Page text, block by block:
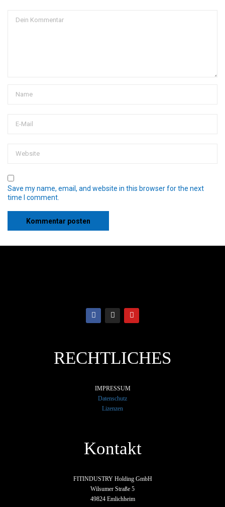
Save my name, email, and website in this browser for the next
time I comment.
RECHTLICHES
IMPRESSUM
Datenschutz
Lizenzen
Kontakt
FITINDUSTRY Holding GmbH
Wilsumer Straße 5
49824 Emlichheim